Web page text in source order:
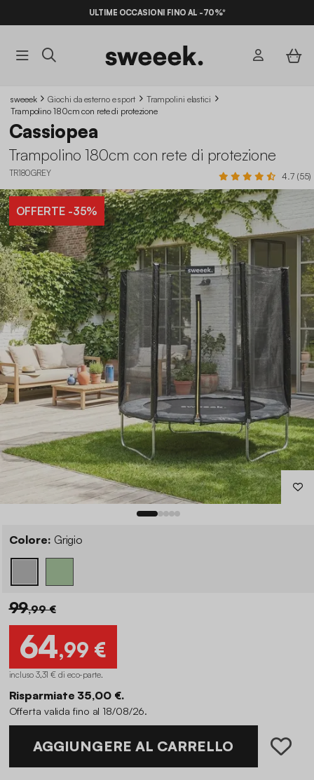
ULTIME OCCASIONI FINO AL -70%*
sweeek Giochi da esterno e sport
Trampolini elastici
Trampolino 180cm con rete di protezione
Cassiopea
Trampolino 180cm con rete di protezione
TR180GREY 4.7 (55)
OFFERTE-35%
Colore: Grigio
99,99 €
64,99 €
incluso 3,31 € di eco-parte.
Risparmiate 35,00 €.
Offerta valida fino al 18/08/26.
AGGIUNGERE AL CARRELLO